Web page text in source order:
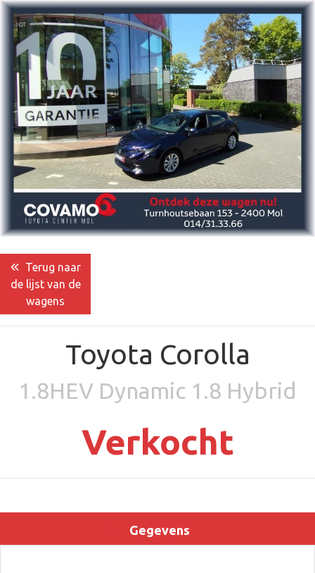
Terug naar
de lijst van de
wagens
Toyota Corolla
1.8HEV Dynamic 1.8 Hybrid
Verkocht
Gegevens